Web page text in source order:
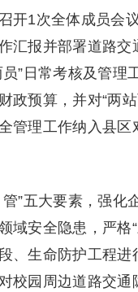
开1次全体成员会
汇报并部署道路
”日常考核及管理
预算，并对“两
管理工作纳入县
”五大要素，强化
安全隐患，严格
、生命防护工程
校园周边道路交